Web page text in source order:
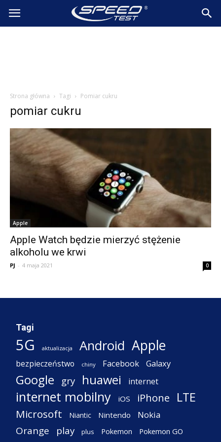
SpeedTest.pl
Strona główna Tagi Pomiar cukru
pomiar cukru
Apple
Apple Watch będzie mierzyć stężenie
alkoholu we krwi
PJ - 4 maja 2021 0
Tagi
5G aktualizacja Android Apple
bezpieczeństwo chiny Facebook Galaxy
Google gry huawei internet
internet mobilny iOS iPhone LTE
Microsoft Niantic Nintendo Nokia
Orange play plus Pokemon Pokemon GO